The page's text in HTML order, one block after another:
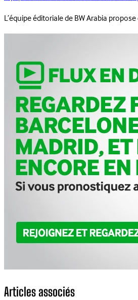
L’équipe éditoriale de BW Arabia
Articles associés